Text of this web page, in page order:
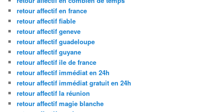
retour affectif en france
retour affectif fiable
retour affectif geneve
retour affectif guadeloupe
retour affectif guyane
retour affectif ile de france
retour affectif immédiat en 24h
retour affectif immédiat gratuit en 24h
retour affectif la réunion
retour affectif magie blanche